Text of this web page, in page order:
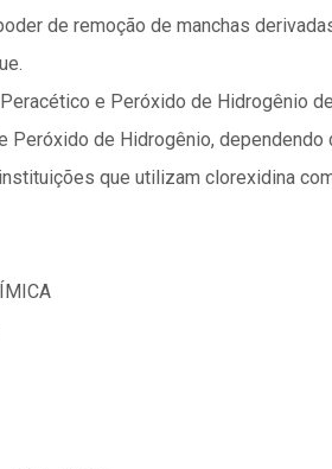
de remoção de manchas
Peracético e Peróxido de Hidrogênio
Peróxido de Hidrogênio, dependendo
instituições que utilizam clorexidina